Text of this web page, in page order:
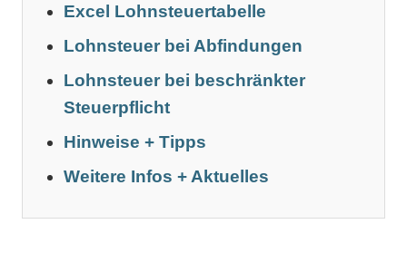
Excel Lohnsteuertabelle
Lohnsteuer bei Abfindungen
Lohnsteuer bei beschränkter
Steuerpflicht
Hinweise + Tipps
Weitere Infos + Aktuelles